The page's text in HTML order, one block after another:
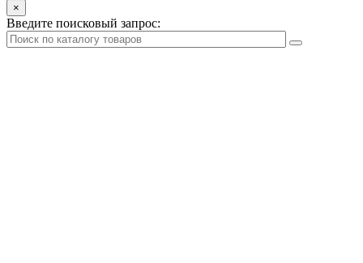
×
Введите поисковый запрос: